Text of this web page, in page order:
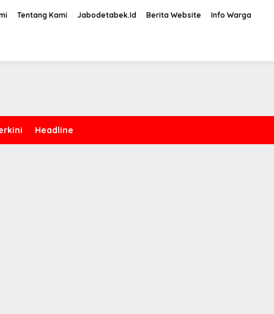
Tentang Kami Jabodetabek.Id Berita Website Info Warga
Headline